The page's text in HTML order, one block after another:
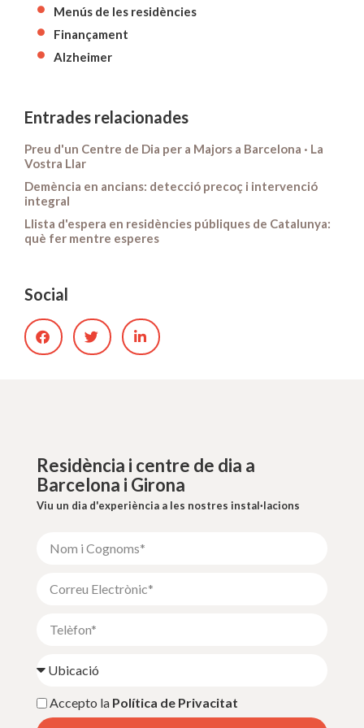
Menús de les residències
Finançament
Alzheimer
Entrades relacionades
Preu d'un Centre de Dia per a Majors a Barcelona · La
Vostra Llar
Demència en ancians: detecció precoç i intervenció
integral
Llista d'espera en residències públiques de Catalunya:
què fer mentre esperes
Social
Residència i centre de dia a
Barcelona i Girona
Viu un dia d'experiència a les nostres instal·lacions
Accepto la Política de Privacitat